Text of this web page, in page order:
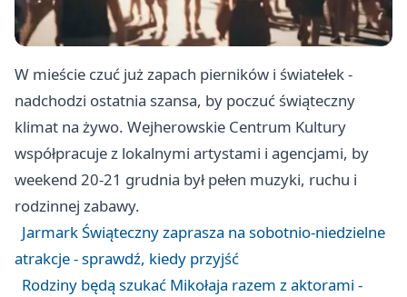
W mieście czuć już zapach pierników i światełek -
nadchodzi ostatnia szansa, by poczuć świąteczny
klimat na żywo. Wejherowskie Centrum Kultury
współpracuje z lokalnymi artystami i agencjami, by
weekend 20-21 grudnia był pełen muzyki, ruchu i
rodzinnej zabawy.
Jarmark Świąteczny zaprasza na sobotnio-niedzielne
atrakcje - sprawdź, kiedy przyjść
Rodziny będą szukać Mikołaja razem z aktorami -